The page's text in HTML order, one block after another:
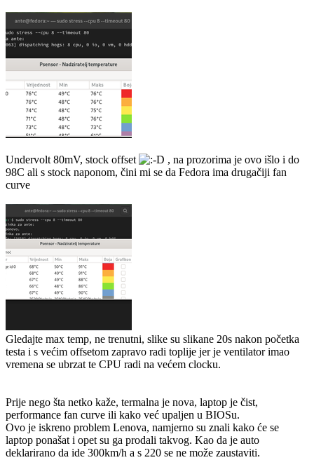
Undervolt 80mV, stock offset
, na prozorima je ovo išlo i do
98C ali s stock naponom, čini mi se da Fedora ima drugačiji fan
curve
Gledajte max temp, ne trenutni, slike su slikane 20s nakon početka
testa i s većim offsetom zapravo radi toplije jer je ventilator imao
vremena se ubrzat te CPU radi na većem clocku.
Prije nego šta netko kaže, termalna je nova, laptop je čist,
performance fan curve ili kako već upaljen u BIOSu.
Ovo je iskreno problem Lenova, namjerno su znali kako će se
laptop ponašat i opet su ga prodali takvog. Kao da je auto
deklarirano da ide 300km/h a s 220 se ne može zaustaviti.